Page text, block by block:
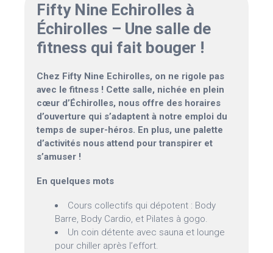
Fifty Nine Echirolles à
Échirolles – Une salle de
fitness qui fait bouger !
Chez Fifty Nine Echirolles, on ne rigole pas
avec le fitness ! Cette salle, nichée en plein
cœur d’Échirolles, nous offre des horaires
d’ouverture qui s’adaptent à notre emploi du
temps de super-héros. En plus, une palette
d’activités nous attend pour transpirer et
s’amuser !
En quelques mots
Cours collectifs qui dépotent : Body
Barre, Body Cardio, et Pilates à gogo.
Un coin détente avec sauna et lounge
pour chiller après l’effort.